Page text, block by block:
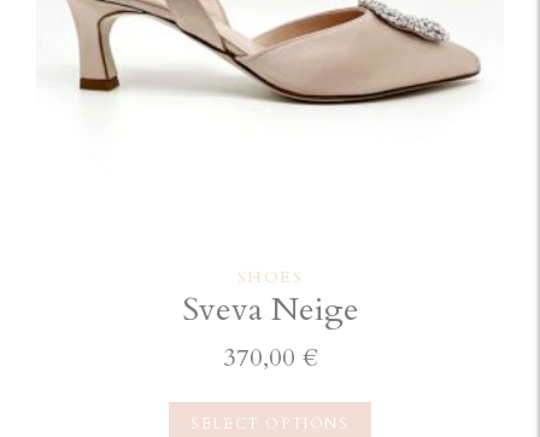
SHOES
Sveva Neige
370,00 €
SELECT OPTIONS